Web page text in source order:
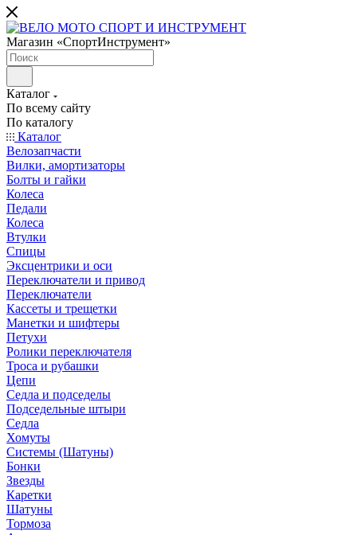
Магазин «СпортИнструмент»
Каталог
По всему сайту
По каталогу
Каталог
Велозапчасти
Вилки, амортизаторы
Болты и гайки
Колеса
Педали
Колеса
Втулки
Спицы
Эксцентрики и оси
Переключатели и привод
Переключатели
Кассеты и трещетки
Манетки и шифтеры
Петухи
Ролики переключателя
Троса и рубашки
Цепи
Седла и подседелы
Подседельные штыри
Седла
Хомуты
Системы (Шатуны)
Бонки
Звезды
Каретки
Шатуны
Тормоза